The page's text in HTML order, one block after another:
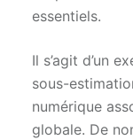
essentiels.
Il s’agit d’un
sous-
numérique
globale. De